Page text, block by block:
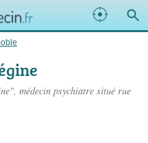
médecin psychiatre situé rue